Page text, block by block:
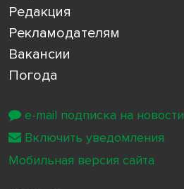
Редакция
Рекламодателям
Вакансии
Погода
e-mail подписка на новости
Включить уведомления
Мобильная версия сайта